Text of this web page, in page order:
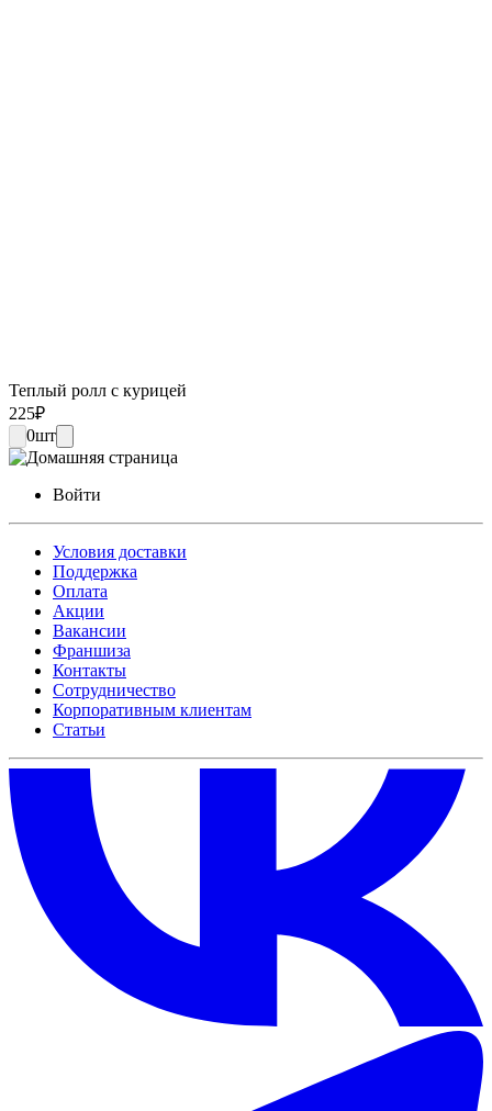
Теплый ролл с курицей
225₽
0шт
Войти
Условия доставки
Поддержка
Оплата
Акции
Вакансии
Франшиза
Контакты
Сотрудничество
Корпоративным клиентам
Статьи